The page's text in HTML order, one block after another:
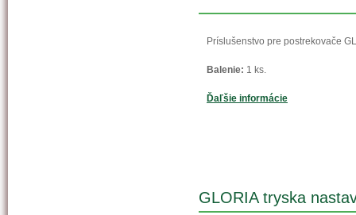
Príslušenstvo pre postrekovače
Balenie: 1 ks.
Ďaľšie informácie
GLORIA tryska